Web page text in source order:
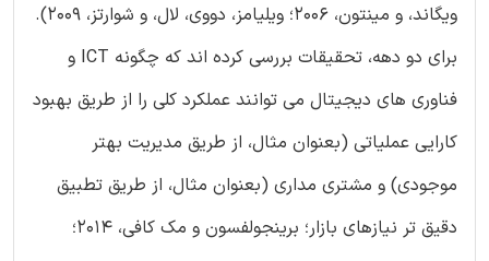
ویگاند، و مینتون، 2006؛ ویلیامز، دووی، لال، و شوارتز، 2009).
برای دو دهه، تحقیقات بررسی کرده اند که چگونه ICT و
فناوری های دیجیتال می توانند عملکرد کلی را از طریق بهبود
کارایی عملیاتی (بعنوان مثال، از طریق مدیریت بهتر
موجودی) و مشتری مداری (بعنوان مثال، از طریق تطبیق
دقیق تر نیازهای بازار؛ برینجولفسون و مک کافی، 2014؛